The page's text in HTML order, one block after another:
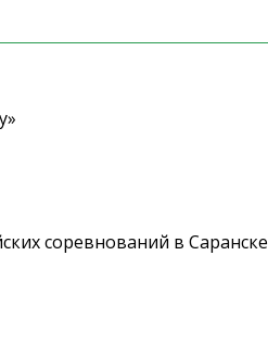
соревнований в Саранске